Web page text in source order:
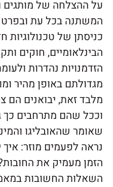
על ההצלחה של מותגים
המשתנה בכל עת
כניסתן של
הבינלאומיים, חוקים
הזדמנויות נהדרות
מגדולתם באופן מהיר
מלבד זאת, יבואנים הם
וככל שהם מתרחבים כך
שאומר שהאובליגו
נראה לפעמים מוזר: איך
הזמן מעמיק את
השאלות החשובות